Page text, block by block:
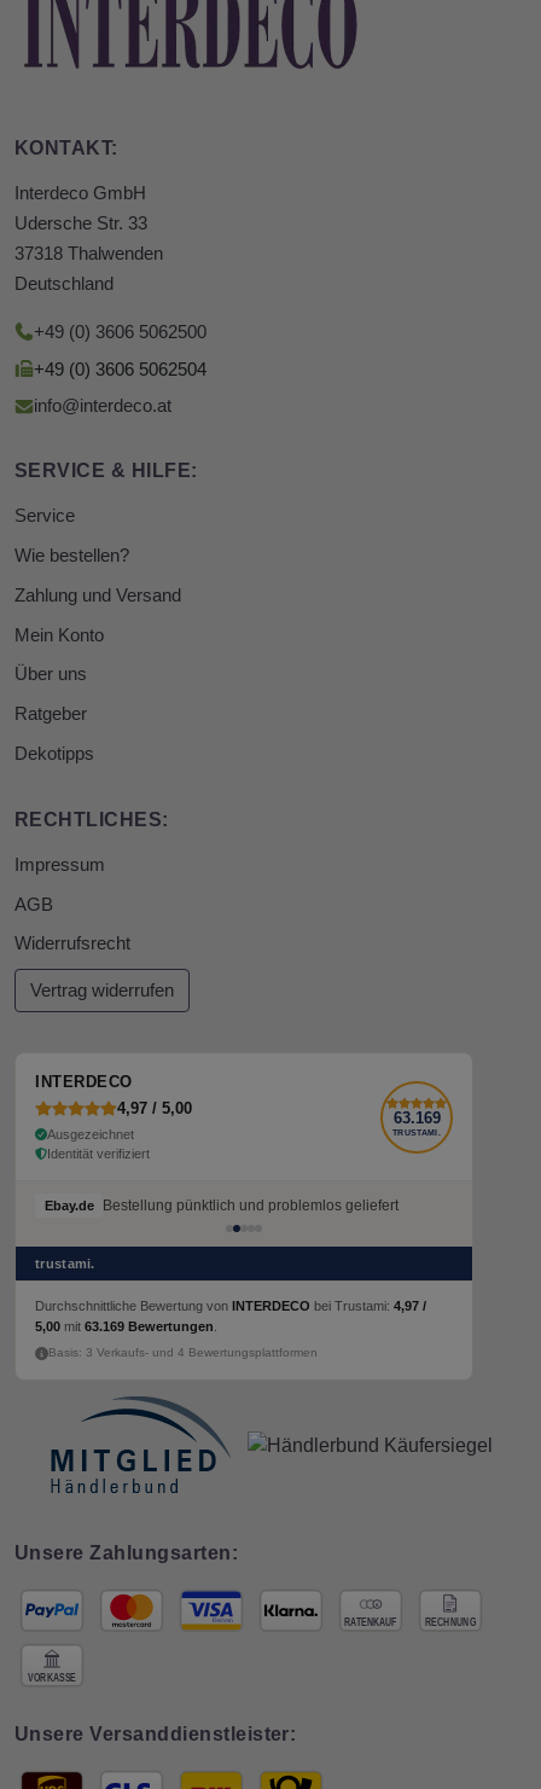
KONTAKT:
Interdeco GmbH
Udersche Str. 33
37318 Thalwenden
Deutschland
+49 (0) 3606 5062500
+49 (0) 3606 5062504
info@interdeco.at
SERVICE & HILFE:
Service
Wie bestellen?
Zahlung und Versand
Mein Konto
Über uns
Ratgeber
Dekotipps
RECHTLICHES:
Impressum
AGB
Widerrufsrecht
Vertrag widerrufen
INTERDECO
4,97 / 5,00
Ausgezeichnet
Identität verifiziert
63.169
TRUSTAMI.
Ebay.de Bestellung pünktlich und problemlos geliefert
Ebay.de Bestellung pünktlich und problemlos geliefert
trustami.
Durchschnittliche Bewertung von INTERDECO bei Trustami: 4,97 /
5,00 mit 63.169 Bewertungen
Basis: 3 Verkaufs- und 4 Bewertungsplattformen
Unsere Zahlungsarten:
Unsere Versanddienstleister: